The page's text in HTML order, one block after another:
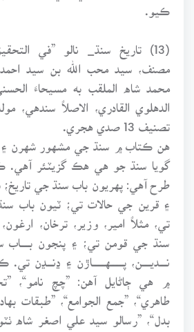
(13) تاريخ سنڌ_ نالو ”في
مصنف، سيد محب الله بن سيد
محمد شاه الملقب به مسيحاءَ
الدهلوي القادري، الاصلاً سندهي،
تصنيف 13 صدي هجري.
هن ڪتاب ۾ سنڌ جي مشهور شهرن ۽
گويا سنڌ جو هي هڪ گزيٽئر آهي.
طرح آهي: پهريون باب سنڌ جي تاريخ؛
۽ قرين جي حالات تي؛ ٽيون باب سنڌ
تي، مثلاً امير، وزير، ترخان،
سنڌ جي قومن تي؛ ۽ پنجون بــــــاب
نـــــديــــــن، پـــــــــهـــــــــاڙن ۽
۾ هي ڄاڻايل آهن: ”چچ نامو“،
طاهري“، ”جمع الجوامع“، ”طبقات
بدل“، ”رسالو سيد علي اصغر شاه